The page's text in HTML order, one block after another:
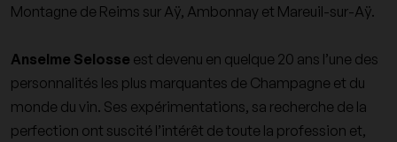
Montagne de Reims sur Aÿ, Ambonnay et Mareuil-sur-Aÿ.
Anselme Selosse est devenu en quelque 20 ans l’une des
personnalités les plus marquantes de Champagne et du
monde du vin. Ses expérimentations, sa recherche de la
perfection ont suscité l’intérêt de toute la profession et,